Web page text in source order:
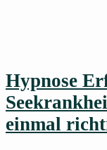
Hypnose
einmal